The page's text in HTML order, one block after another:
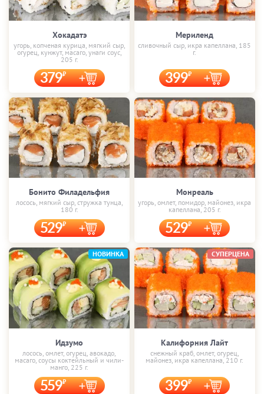
Хокадатэ
угорь, копченая курица, мягкий сыр,
огурец, кунжут, масаго, унаги соус,
205 г.
379
Мериленд
сливочный сыр, икра капеллана, 185
г.
399
Бонито Филадельфия
лосось, мягкий сыр, стружка тунца,
180 г.
529
Монреаль
угорь, омлет, помидор, майонез, икра
капеллана, 205 г.
529
Идзумо
лосось, омлет, огурец, авокадо,
масаго, соусы коктейльный и чили-
манго, 225 г.
559
НОВИНКА
Калифорния Лайт
снежный краб, омлет, огурец,
майонез, икра капеллана, 210 г.
399
СУПЕРЦЕНА